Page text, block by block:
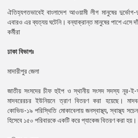
নির্বাচনী
ইশতেহার
ঐতিহ্যগতভাবেই বাংলাদেশ আওয়ামী লীগ মানুষের
এবারও এর ব্যত্যয় ঘটেনি। বন্যাক্রান্ত মানুষের পাশে এসে
কর্মীরা
ঢাকা বিভাগঃ
মাদারীপুর জেলা
জাতীয় সংসদের চীফ হুইপ ও স্থানীয় সংসদ সদস্য নূর-ই-
মাদবরেরচর ইউনিয়নে ত্রাণ বিতরণ করা হয়েছে।
কোভিড-১৯ পরিস্থিতি মোকাবেলায় জনস্বাস্থ্য, স্বাস্থ্য
হিসেবে ১৫০ পরিবারকে একটি করে প্যাকেজ বিতরণ করা হয়।